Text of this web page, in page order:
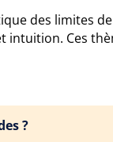
des limites
Ces
?